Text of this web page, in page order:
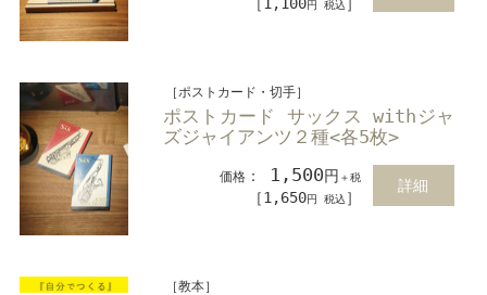
円 税込
［ポストカード・切手］
ポストカード サックス withジャ
ズジャイアンツ２種<各5枚>
価格 ： 1,500円 ＋税
［1,650円 税込 ］
詳細
［教本］